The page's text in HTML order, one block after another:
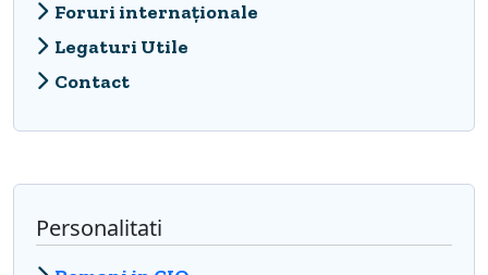
Foruri internaționale
Legaturi Utile
Contact
Personalitati